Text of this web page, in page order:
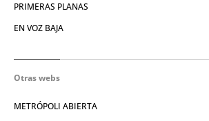
PRIMERAS PLANAS
EN VOZ BAJA
Otras webs
METRÓPOLI ABIERTA